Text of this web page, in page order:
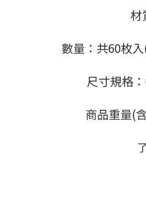
材
數量：共60枚
尺寸規格
商品重量(